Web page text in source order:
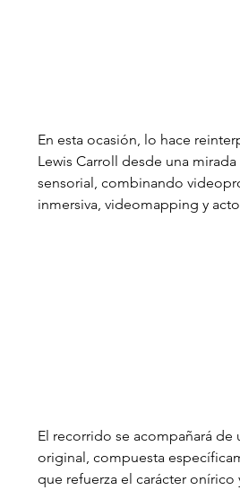
En esta ocasión, lo hace
Lewis Carroll desde una
sensorial, combinando
inmersiva, videomapping y
El recorrido se acompañará de
original, compuesta
que refuerza el carácter onírico